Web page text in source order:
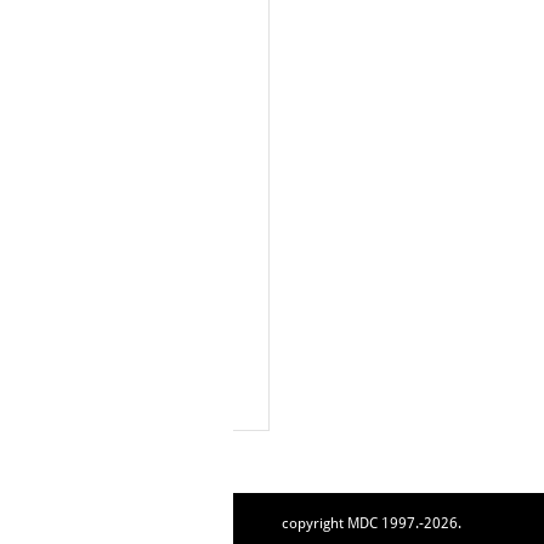
copyright MDC 1997.-2026.